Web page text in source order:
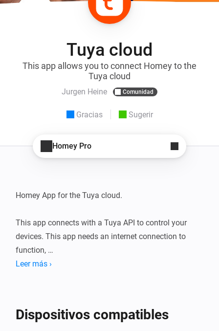
Tuya cloud
This app allows you to connect Homey to the
Tuya cloud
Jurgen Heine Comunidad
Gracias Sugerir
Homey Pro
Homey App for the Tuya cloud.
This app connects with a Tuya API to control your
devices. This app needs an internet connection to
function,
if there is no internet then you can only control your
app are supported.
Leer más ›
Dispositivos compatibles